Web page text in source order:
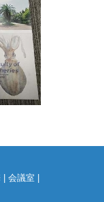
会議室